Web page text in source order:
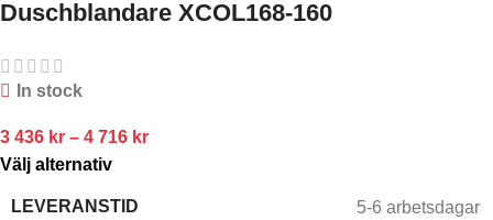
Duschblandare XCOL168-160
In stock
3 436 kr – 4 716 kr
Välj alternativ
LEVERANSTID 5-6 arbetsdagar